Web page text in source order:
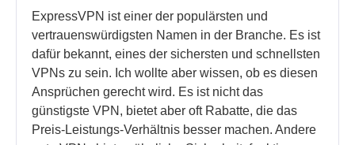
ExpressVPN ist einer der populärsten und
vertrauenswürdigsten Namen in der Branche. Es ist
dafür bekannt, eines der sichersten und schnellsten
VPNs zu sein. Ich wollte aber wissen, ob es diesen
Ansprüchen gerecht wird. Es ist nicht das
günstigste VPN, bietet aber oft Rabatte, die das
Preis-Leistungs-Verhältnis besser machen. Andere